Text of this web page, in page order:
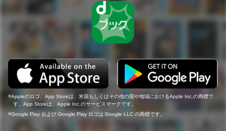
Appleのロゴ、App Storeは、米国もしくはその他の国や地域におけるApple Inc.の商標で
す。App Storeは、Apple Inc.のサービスマークです。
Google Play および Google Play ロゴは Google LLC の商標です。